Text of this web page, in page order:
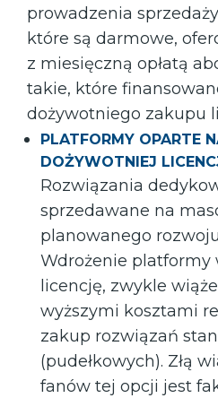
prowadzenia
które są darmowe,
z miesięczną opłatą
takie, które
dożywotniego zakupu
PLATFORMY OPARTE
DOŻYWOTNIEJ
Rozwiązania
sprzedawane na
planowanego
Wdrożenie platformy
licencję, zwykle
wyższymi kosztami
zakup rozwiązań
(pudełkowych). Złą
fanów tej opcji jest